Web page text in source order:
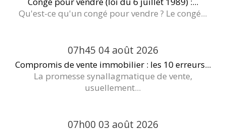
Qu'est-ce qu'un congé pour vendre ? Le congé...
07h45 04 août 2026
Compromis de vente immobilier : les 10 erreurs...
La promesse synallagmatique de vente,
usuellement...
07h00 03 août 2026